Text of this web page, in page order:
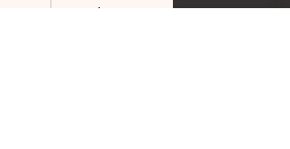
В РФ определили первые